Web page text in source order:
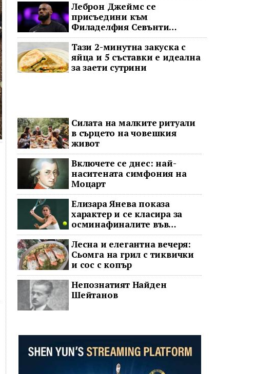
Леброн Джеймс се
присъедини към
Филаделфия Севънти
Сиксърс с 2-годишен договор
за 8 милиона долара
Тази 2-минутна закуска с
яйца и 5 съставки е идеална
за заети сутрини
Силата на малките ритуали
в сърцето на човешкия
живот
Включете се днес: най-
наситената симфония на
Моцарт
Елизара Янева показа
характер и се класира за
осминафиналите във
Варшава след впечатляващ
обрат
Лесна и елегантна вечеря:
Сьомга на грил с тиквички
и сос с копър
Непознатият Найден
Шейтанов